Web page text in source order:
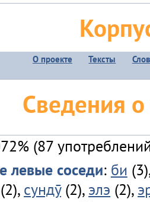
О проекте Тексты
Сведения
(87
левые соседи: би
сундӯ(2), элэ (2),